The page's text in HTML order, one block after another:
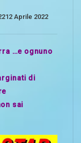
12 Aprile 2022
…e ognuno
di
sai